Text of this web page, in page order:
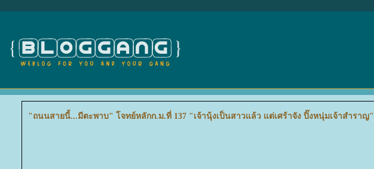
"ถนนสายนี้...มีตะพาบ" โจทย์หลักก.ม.ที่ 137 "เจ้านุ้งเป็นสาวแล้ว แต่เศร้าจัง ปิ๊งหนุ่มเจ้าสำราญ"